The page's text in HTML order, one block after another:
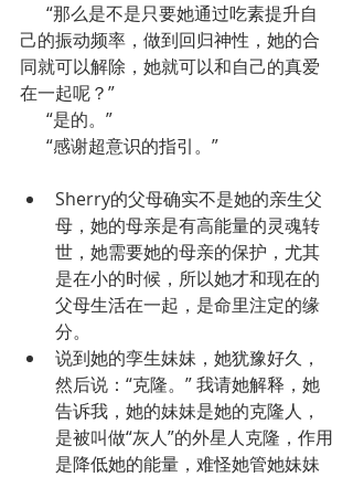
“那么是不是只要她通过吃素提升自
己的振动频率，做到回归神性，她的合
同就可以解除，她就可以和自己的真爱
在一起呢？”
“是的。”
“感谢超意识的指引。”
Sherry的父母确实不是她的亲生父
母，她的母亲是有高能量的灵魂转
世，她需要她的母亲的保护，尤其
是在小的时候，所以她才和现在的
父母生活在一起，是命里注定的缘
分。
说到她的孪生妹妹，她犹豫好久，
然后说：“克隆。” 我请她解释，她
告诉我，她的妹妹是她的克隆人，
是被叫做“灰人”的外星人克隆，作用
是降低她的能量，难怪她管她妹妹